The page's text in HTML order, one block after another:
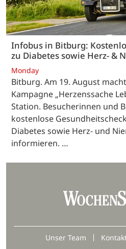
Infobus in Bitburg:
zu Diabetes sowie Herz- &
Monday
Bitburg. Am 19. August
Kampagne „Herzenssache
Station. Besucherinnen und
kostenlose
Diabetes sowie Herz- und
informieren. …
Unser Team